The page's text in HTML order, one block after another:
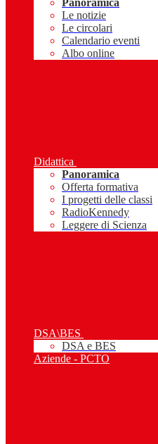
Panoramica
Le notizie
Le circolari
Calendario eventi
Albo online
Didattica
Panoramica
Offerta formativa
I progetti delle classi
RadioKennedy
Leggere di Scienza
DSA\BES
DSA e BES
Aziende - PCTO